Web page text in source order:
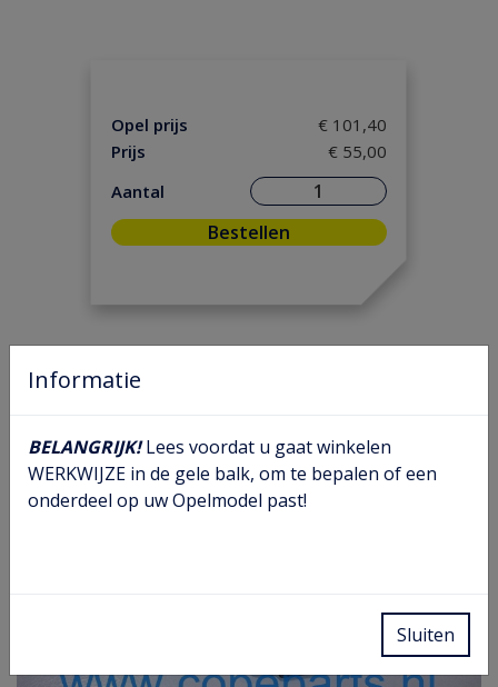
Ontsteking (12)
Onderhoud
Remmen/ Wielen
Ruiten/ Rubbers
(36)
Opel prijs
€ 101,40
Prijs
€ 55,00
Aantal
Bestellen
Informatie
BELANGRIJK!Lees voordat u gaat winkelen
WERKWIJZE in de gele balk, om te bepalen of een
onderdeel op uw Opelmodel past!
Sluiten